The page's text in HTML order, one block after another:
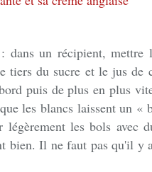
: dans un récipient, mettre
tiers du sucre et le jus de
puis de plus en plus
les blancs laissent un «
les bols avec
bien. Il ne faut pas qu'il y